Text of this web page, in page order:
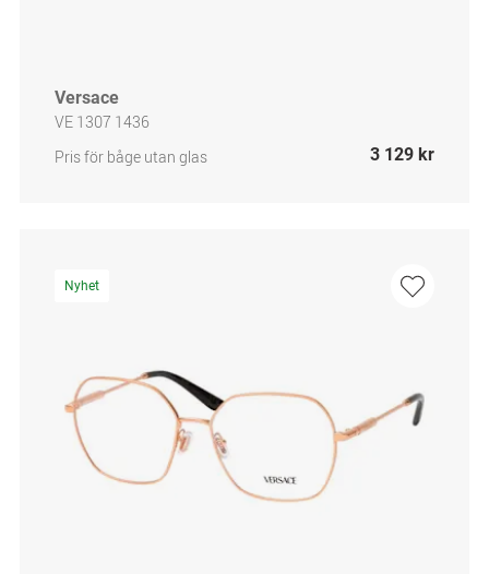
Versace
VE 1307 1436
Pris för båge utan glas
3 129 kr
Nyhet